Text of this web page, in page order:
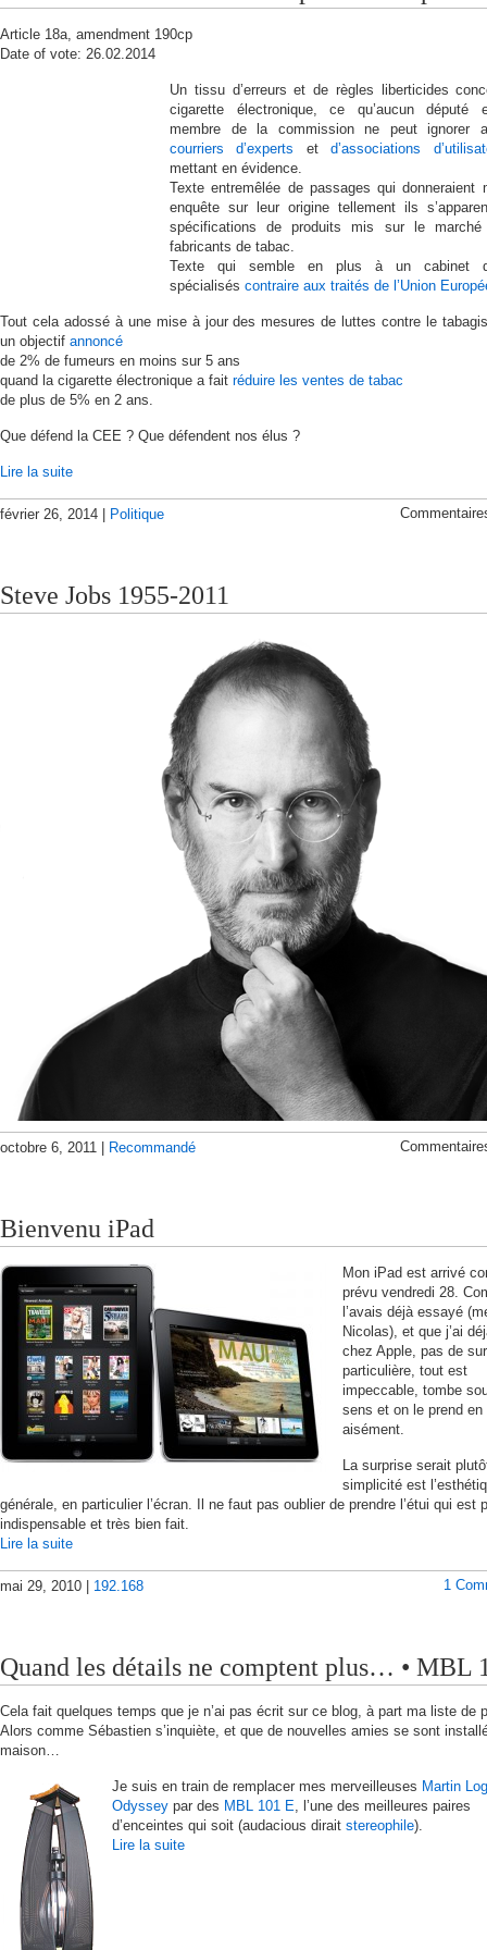
Article 18a, amendment 190cp
Date of vote: 26.02.2014
Un tissu d’erreurs et de règles liberticides
cigarette électronique, ce qu’aucun député
membre de la commission ne peut ignorer
courriers d’experts etd’associations
mettant en évidence.
Texte entremêlée de passages qui donneraient
enquête sur leur origine tellement ils
spécifications de produits mis sur le
fabricants de tabac.
Texte qui semble en plus à un cabinet
spécialisés contraire aux traités de l’Union
Tout cela adossé à une mise à jour des mesures de luttes contre le
un objectif annoncé
de 2% de fumeurs en moins sur 5 ans
quand la cigarette électronique a fait réduire les ventes de tabac
de plus de 5% en 2 ans.
Que défend la CEE ? Que défendent nos élus ?
Lire la suite
février 26, 2014 | Politique
Steve Jobs 1955-2011
octobre 6, 2011 | Recommandé
Bienvenu iPad
Mon iPad est arrivé
prévu vendredi 28.
l’avais déjà essayé
Nicolas), et que j’ai
chez Apple, pas de
particulière, tout est
impeccable, tombe
sens et on le prend en
aisément.
La surprise serait
simplicité est
générale, en particulier l’écran. Il ne faut pas oublier de prendre l’étui qui est
indispensable et très bien fait.
Lire la suite
mai 29, 2010 | 192.168 1
Quand les détails ne comptent plus… • MBL
Cela fait quelques temps que je n’ai pas écrit sur ce blog, à part ma liste de
Alors comme Sébastien s’inquiète, et que de nouvelles amies se sont
maison…
Je suis en train de remplacer mes merveilleuses Martin
Odyssey par des MBL 101 E , l’une des meilleures paires
d’enceintes qui soit (audacious dirait stereophile).
Lire la suite